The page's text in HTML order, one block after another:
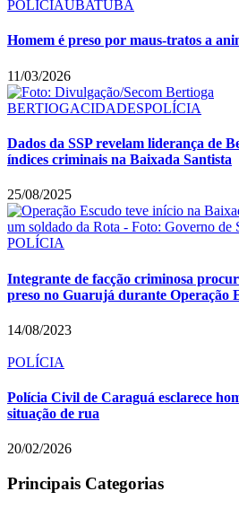
POLÍCIAUBATUBA
Homem é preso por maus-tratos a
11/03/2026
BERTIOGACIDADESPOLÍCIA
Dados da SSP revelam liderança de
índices criminais na Baixada Santista
25/08/2025
POLÍCIA
Integrante de facção criminosa
preso no Guarujá durante Operação
14/08/2023
POLÍCIA
Polícia Civil de Caraguá esclarece
situação de rua
20/02/2026
Principais Categorias